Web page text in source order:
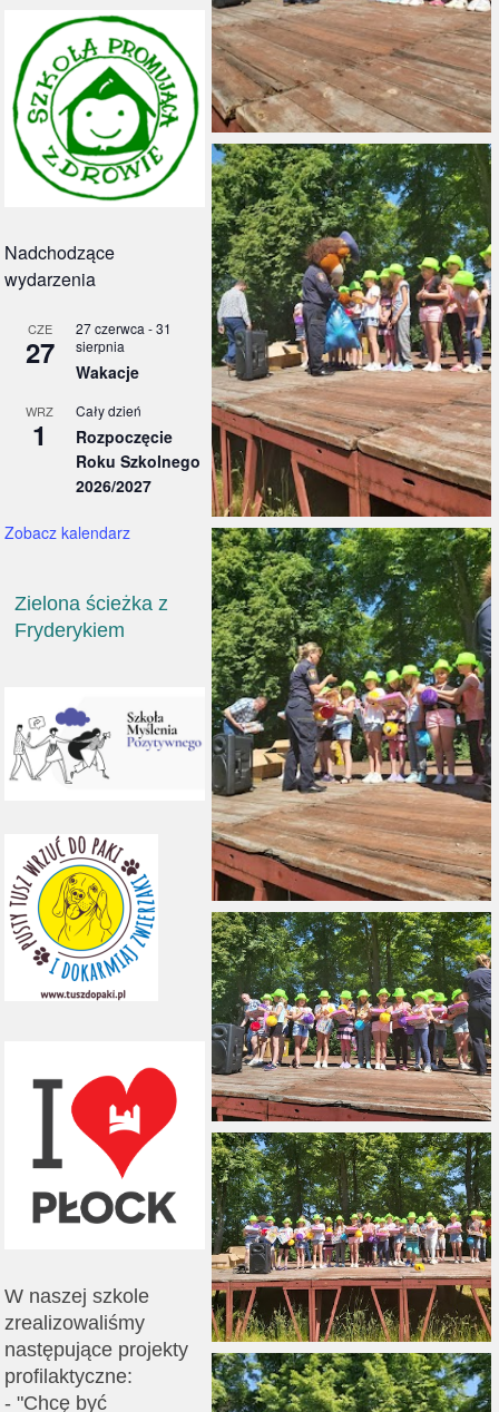
Nadchodzące
wydarzenia
CZE
27
27 czerwca -31
sierpnia
Wakacje
WRZ
1
Cały dzień
Rozpoczęcie
Roku Szkolnego
2026/2027
Zobacz kalendarz
Zielona ścieżka z
Fryderykiem
W naszej szkole
zrealizowaliśmy
następujące projekty
profilaktyczne:
- "Chcę być